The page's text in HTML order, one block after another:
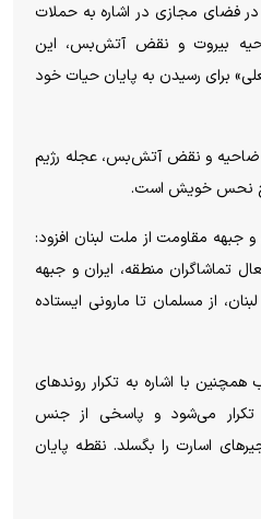
در فضای مجازی در اشاره به حملات
بیروت و نقض آتش‌بس، این
برای رسیدن به پایان حیات خود
ضاحیه و نقض آتش‌بس، عجله رژیم
نحس خویش است.
و جبهه مقاومت از ملت لبنان افزود:
تماشاگران منطقه، ایران و جبهه
از مسلمان تا مارونی ایستاده
همچنین با اشاره به تکرار روندهای
تکرار می‌شود و پاسخی از جنس
اسارت را بگسلد. نقطه پایان